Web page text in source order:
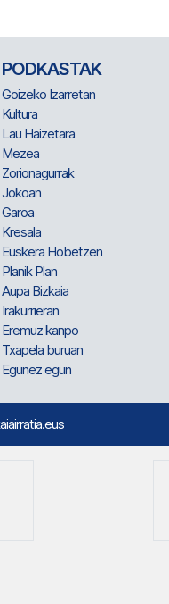
PODKASTAK
Goizeko Izarretan
Kultura
Lau Haizetara
Mezea
Zorionagurrak
Jokoan
Garoa
Kresala
Euskera Hobetzen
Planik Plan
Aupa Bizkaia
Irakurrieran
Eremuz kanpo
Txapela buruan
Egunez egun